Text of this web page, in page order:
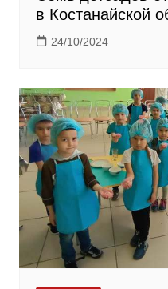
в Костанайской
24/10/2024